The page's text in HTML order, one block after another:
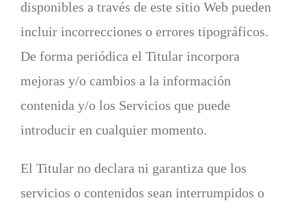
disponibles a través de este sitio Web pueden
incluir incorrecciones o errores tipográficos.
De forma periódica el Titular incorpora
mejoras y/o cambios a la información
contenida y/o los Servicios que puede
introducir en cualquier momento.
El Titular no declara ni garantiza que los
servicios o contenidos sean interrumpidos o